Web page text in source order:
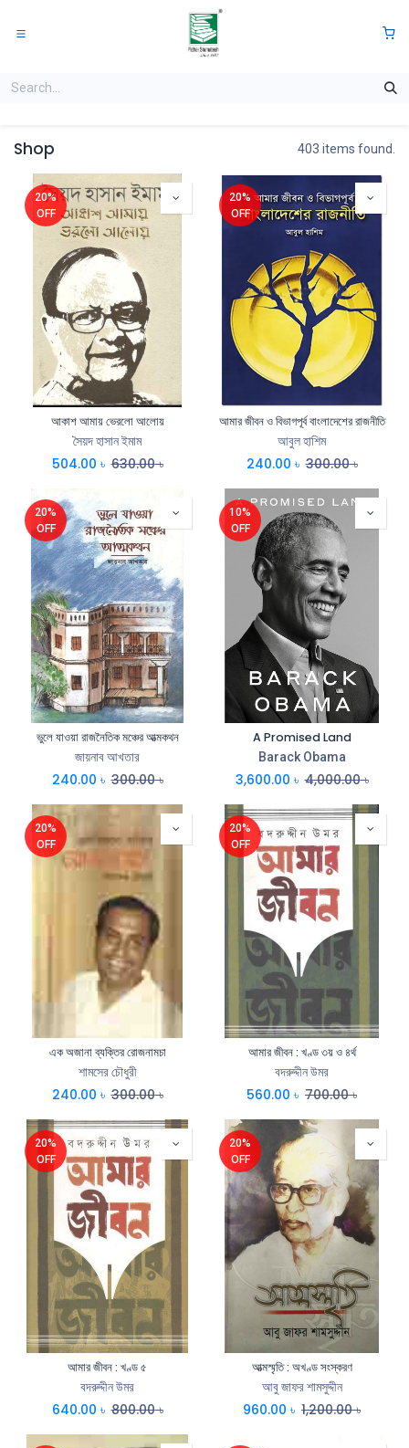
Shop 403 items found.
20%
OFF
আকাশ আমায় ভেরলো আলোয়
সৈয়দ হাসান ইমাম
504.00 ৳ 630.00৳
20%
OFF
আমার জীবন ও বিভাগপূর্ব বাংলাদেশের রাজনীতি
আবুল হাশিম
240.00 ৳ 300.00৳
20%
OFF
ভুলে যাওয়া রাজনৈতিক মঞ্চের আত্মকথন
জায়নাব আখতার
240.00 ৳ 300.00৳
10%
OFF
A Promised Land
Barack Obama
3,600.00 ৳ 4,000.00৳
20%
OFF
এক অজানা ব্যক্তির রোজনামচা
শামসের চৌধুরী
240.00 ৳ 300.00৳
20%
OFF
আমার জীবন : খণ্ড ৩য় ও ৪র্থ
বদরুদ্দীন উমর
560.00 ৳ 700.00৳
20%
OFF
আমার জীবন : খণ্ড ৫
বদরুদ্দীন উমর
640.00 ৳ 800.00৳
20%
OFF
আত্মস্মৃতি : অখণ্ড সংস্করণ
আবু জাফর শামসুদ্দীন
960.00 ৳ 1,200.00৳